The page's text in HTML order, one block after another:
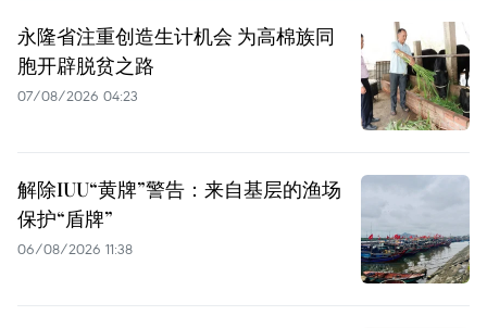
永隆省注重创造生计机会 为高棉族同
胞开辟脱贫之路
07/08/2026 04:23
解除IUU“黄牌”警告：来自基层的渔场
保护“盾牌”
06/08/2026 11:38